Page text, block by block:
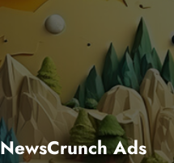
NewsCrunch Ads